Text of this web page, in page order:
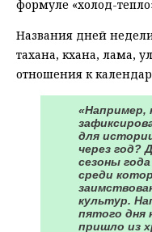
формуле «холод-
Названия дней
тахана, кхана, лама,
отношения к
«Например,
для
через год?
сезоны
среди
культур.
пятого дня
пришло из